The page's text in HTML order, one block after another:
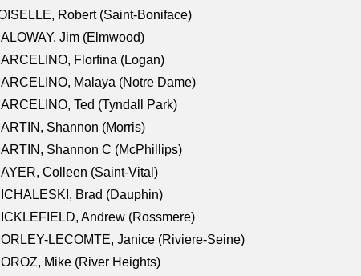
Robert (Saint-Boniface)
Jim (Elmwood)
Florfina (Logan)
Malaya (Notre Dame)
Ted (Tyndall Park)
Shannon (Morris)
Shannon C (McPhillips)
Colleen (Saint-Vital)
Brad (Dauphin)
Andrew (Rossmere)
LECOMTE, Janice (Riviere-Seine)
Mike (River Heights)